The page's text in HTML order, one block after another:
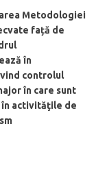
Metodologiei
față de
în
controlul
în care sunt
activităţile de